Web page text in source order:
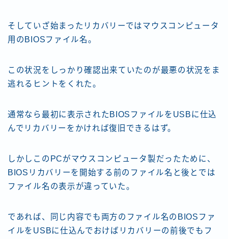
そしていざ始まったリカバリーではマウスコンピュータ
用のBIOSファイル名。
この状況をしっかり確認出来ていたのが最悪の状況をま
逃れるヒントをくれた。
通常なら最初に表示されたBIOSファイルをUSBに仕込
んでリカバリーをかければ復旧できるはず。
しかしこのPCがマウスコンピュータ製だったために、
BIOSリカバリーを開始する前のファイル名と後とでは
ファイル名の表示が違っていた。
であれば、同じ内容でも両方のファイル名のBIOSファ
イルをUSBに仕込んでおけばリカバリーの前後でもフ